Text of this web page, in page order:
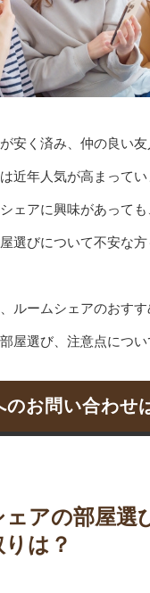
安く済み、仲の良い
近年人気が高まってい
ェアに興味があって
選びについて不安な
ルームシェアのおす
屋選び、注意点につい
のお問い合わせ
ェアの部屋選
は？